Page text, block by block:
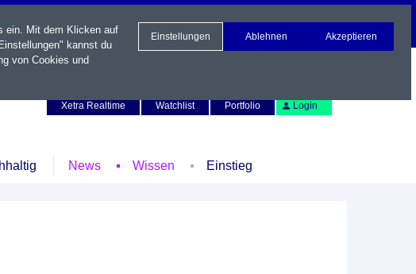
Xetra Realtime
Watchlist Portfolio Login
News Wissen Einstieg
ein. Mit dem Klicken auf
kannst du
von Cookies und
Einstellungen Ablehnen Akzeptieren